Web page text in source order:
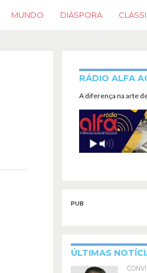
MUNDO DIÁSPORA
RÁDIO ALFA
A diferença na arte
PUB
ÚLTIMAS